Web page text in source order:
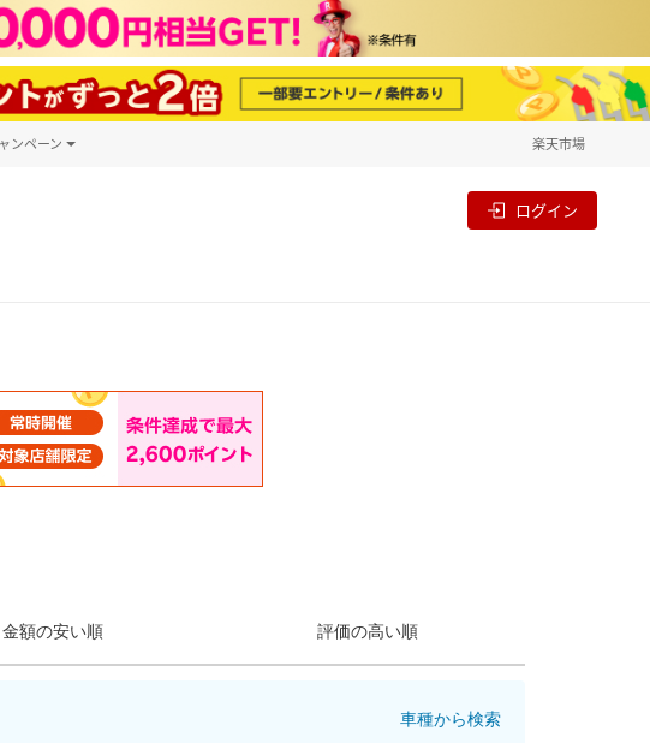
ンペーン 楽天市場
ログイン
金額の安い順 評価の高い順
車種から検索